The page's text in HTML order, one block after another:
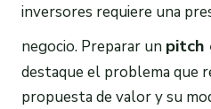
inversores requiere una
negocio. Preparar un pitch
destaque el problema que
propuesta de valor y su